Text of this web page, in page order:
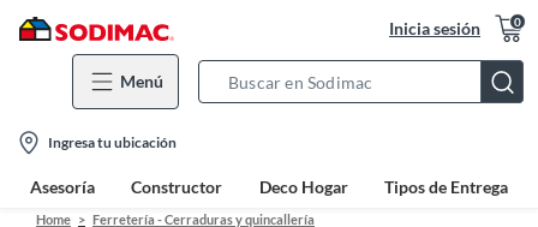
Inicia sesión 0
Menú
Bar
location-
icon
Ingresa tu ubicación
Asesoría Constructor Deco Hogar Tipos de Entrega
Home
Ferretería - Cerraduras y quincallería